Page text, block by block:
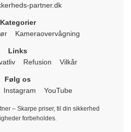
partner.dk
Kategorier
Kameraovervågning
Links
Refusion Vilkår
Følg os
Instagram YouTube
– Skarpe priser, til din sikkerhed
forbeholdes.